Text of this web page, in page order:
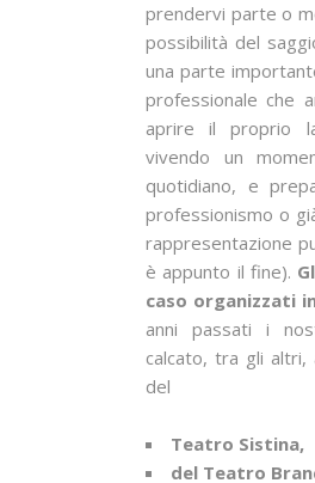
prendervi parte o
possibilità del
una parte
professionale che
aprire il proprio
vivendo un
quotidiano, e
professionismo o
rappresentazione
è appunto il fine).
caso organizzati
anni passati i
calcato, tra gli altri,
del
Teatro Sistina,
del Teatro